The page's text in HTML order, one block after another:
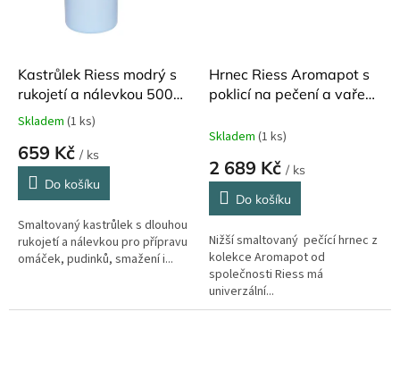
Kastrůlek Riess modrý s
rukojetí a nálevkou 500
ml
Průměrné
hodnocení
produktu
5,0
5
hvězdiček.
Skladem (1 ks)
659 Kč / ks
Do košíku
Smaltovaný kastrůlek s dlouhou
rukojetí a nálevkou pro přípravu
omáček, pudinků, smažení i...
Hrnec Riess Aromapot s
poklicí na pečení a vaření
Skladem (1 ks)
2 689 Kč / ks
Do košíku
Nižší smaltovaný pečící hrnec z
kolekce Aromapot od
společnosti Riess má
univerzální...